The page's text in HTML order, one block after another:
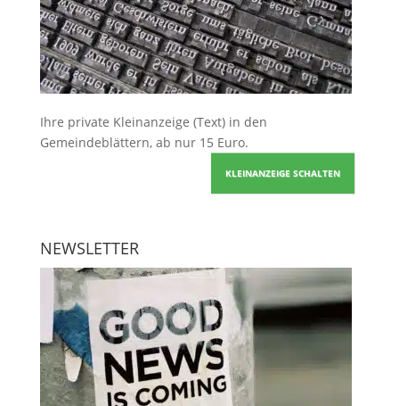
Ihre private Kleinanzeige (Text) in den
Gemeindeblättern, ab nur 15 Euro.
KLEINANZEIGE SCHALTEN
NEWSLETTER